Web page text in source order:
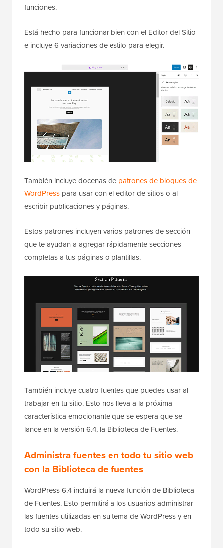
funciones.
Está hecho para funcionar bien con el Editor del Sitio
e incluye 6 variaciones de estilo para elegir.
También incluye docenas de patrones de bloques de
WordPress para usar con el editor de sitios o al
escribir publicaciones y páginas.
Estos patrones incluyen varios patrones de sección
que te ayudan a agregar rápidamente secciones
completas a tus páginas o plantillas.
También incluye cuatro fuentes que puedes usar al
trabajar en tu sitio. Esto nos lleva a la próxima
característica emocionante que se espera que se
lance en la versión 6.4, la Biblioteca de Fuentes.
Administra fuentes en todo tu sitio web
con la Biblioteca de fuentes
WordPress 6.4 incluirá la nueva función de Biblioteca
de Fuentes. Esto permitirá a los usuarios administrar
las fuentes utilizadas en su tema de WordPress y en
todo su sitio web.